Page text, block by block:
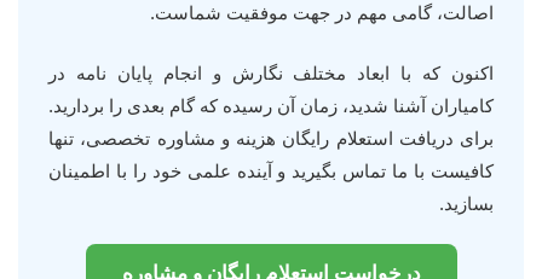
اصالت، گامی مهم در جهت موفقیت شماست.
اکنون که با ابعاد مختلف نگارش و انجام پایان نامه در
کامیاران آشنا شدید، زمان آن رسیده که گام بعدی را بردارید.
برای دریافت استعلام رایگان هزینه و مشاوره تخصصی، تنها
کافیست با ما تماس بگیرید و آینده علمی خود را با اطمینان
بسازید.
درخواست استعلام رایگان و مشاوره